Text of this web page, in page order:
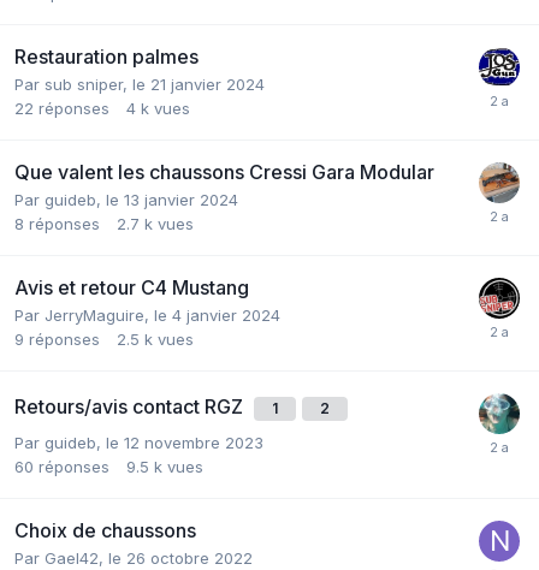
Restauration palmes
Par sub sniper, le 21 janvier 2024
22 réponses 4 k vues
Que valent les chaussons Cressi Gara Modular
Par guideb, le 13 janvier 2024
8 réponses 2.7 k vues
Avis et retour C4 Mustang
Par JerryMaguire, le 4 janvier 2024
9 réponses 2.5 k vues
Retours/avis contact RGZ 1 2
Par guideb, le 12 novembre 2023
60 réponses 9.5 k vues
Choix de chaussons
Par Gael42, le 26 octobre 2022